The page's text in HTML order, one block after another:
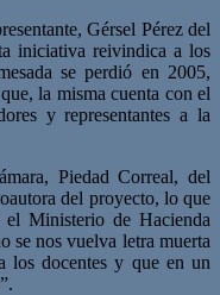
Gérsel Pérez del
iniciativa reivindica a los
se perdió en 2005,
la misma cuenta con el
y representantes a la
Piedad Correal, del
del proyecto, lo que
Ministerio de Hacienda
se nos vuelva letra muerta
los docentes y que en un